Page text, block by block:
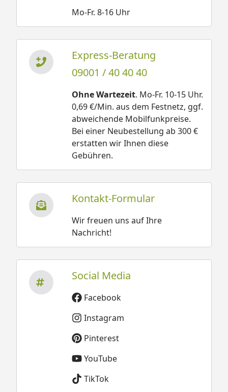
Mo-Fr. 8-16 Uhr
Express-Beratung
09001 / 40 40 40
Ohne Wartezeit. Mo-Fr. 10-15 Uhr.
0,69 €/Min. aus dem Festnetz, ggf.
abweichende Mobilfunkpreise.
Bei einer Neubestellung ab 300 €
erstatten wir Ihnen diese
Gebühren.
Kontakt-Formular
Wir freuen uns auf Ihre
Nachricht!
Social Media
Facebook
Instagram
Pinterest
YouTube
TikTok